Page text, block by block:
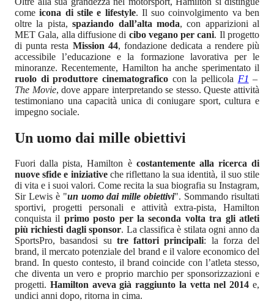
come icona di stile e lifestyle. Il suo coinvolgimento va ben
oltre la pista,spaziando dall’alta moda, con apparizioni al
MET Gala, alla diffusione di cibo vegano per cani. Il progetto
di punta resta Mission 44, fondazione dedicata a rendere più
accessibile l’educazione e la formazione lavorativa per le
minoranze. Recentemente, Hamilton ha anche sperimentato il
ruolo di produttore cinematografico con la pellicola F1 –
The Movie, dove appare interpretando se stesso. Queste attività
testimoniano una capacità unica di coniugare sport, cultura e
impegno sociale.
Un uomo dai mille obiettivi
Fuori dalla pista, Hamilton è costantemente alla ricerca di
nuove sfide e iniziativeche riflettano la sua identità, il suo stile
di vita e i suoi valori. Come recita la sua biografia su Instagram,
Sir Lewis è "un uomo dai mille obiettivi". Sommando risultati
sportivi, progetti personali e attività extra-pista, Hamilton
conquista il primo posto per la seconda volta tra gli atleti
più richiesti dagli sponsor. La classifica è stilata ogni anno da
SportsPro, basandosi su tre fattori principali: la forza del
brand, il mercato potenziale del brand e il valore economico del
brand. In questo contesto, il brand coincide con l’atleta stesso,
che diventa un vero e proprio marchio per sponsorizzazioni e
progetti. Hamilton aveva già raggiunto la vetta nel 2014 e,
undici anni dopo, ritorna in cima.